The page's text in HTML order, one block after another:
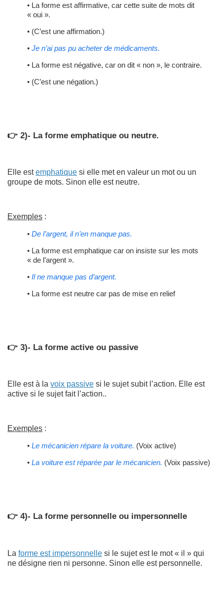
• La forme est affirmative, car cette suite de mots dit
« oui ».
• (C’est une affirmation.)
• Je n’ai pas pu acheter de médicaments.
• La forme est négative, car on dit « non », le contraire.
• (C’est une négation.)
👉 2)- La forme emphatique ou neutre.
Elle estemphatique si elle met en valeur un mot ou un
groupe de mots. Sinon elle est neutre.
Exemples :
• De l’argent, il n’en manque pas.
• La forme est emphatique car on insiste sur les mots
« de l’argent ».
• Il ne manque pas d’argent.
• La forme est neutre car pas de mise en relief
👉 3)- La forme active ou passive
Elle est à la voix passive si le sujet subit l’action. Elle est
active si le sujet fait l’action..
Exemples :
• Le mécanicien répare la voiture. (Voix active)
• La voiture est réparée par le mécanicien. (Voix passive)
👉 4)- La forme personnelle ou impersonnelle
La forme est impersonnelle si le sujet est le mot « il » qui
ne désigne rien ni personne. Sinon elle est personnelle.